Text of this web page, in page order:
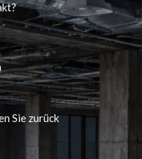
Sie zurück